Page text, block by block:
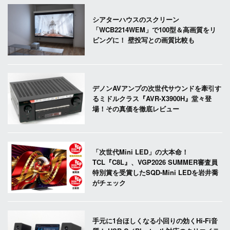
シアターハウスのスクリーン
「WCB2214WEM」で100型＆高画質をリ
ビングに！ 壁投写との画質比較も
デノンAVアンプの次世代サウンドを牽引す
るミドルクラス『AVR-X3900H』堂々登
場！その真価を徹底レビュー
「次世代Mini LED」の大本命！
TCL『C8L』、VGP2026 SUMMER審査員
特別賞を受賞したSQD-Mini LEDを岩井喬
がチェック
手元に1台ほしくなる小回りの効くHi-Fi音